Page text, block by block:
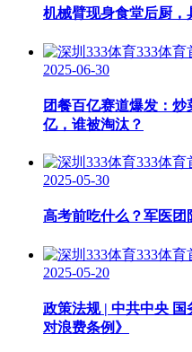
机械臂现身食堂后厨，
2025-06-30
团餐百亿赛道爆发：
亿，谁被淘汰？
2025-05-30
高考前吃什么？军医
2025-05-20
政策法规 | 中共中央
对浪费条例》